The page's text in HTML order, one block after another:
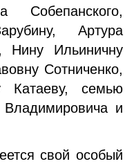
Собепанского,
Артура
Нину Ильиничну
Сотниченко,
Катаеву, семью
и
свой особый